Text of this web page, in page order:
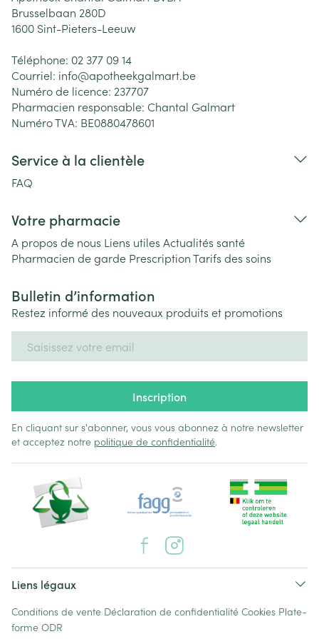
Brusselbaan 280D
1600 Sint-Pieters-Leeuw
Téléphone: 02 377 09 14
Courriel: info@apotheekgalmart.be
Numéro de licence: 237707
Pharmacien responsable: Chantal Galmart
Numéro TVA: BE0880478601
Service à la clientèle
FAQ
Votre pharmacie
A propos de nous Liens utiles Actualités santé
Pharmacien de garde PrescriptionTarifs des soins
Bulletin d’information
Restez informé des nouveaux produits et promotions
Inscription
En cliquant sur s'abonner, vous vous abonnez à notre newsletter
et acceptez notre politique de confidentialité.
Liens légaux
Conditions de vente Déclaration de confidentialité Cookies Plate-
forme ODR